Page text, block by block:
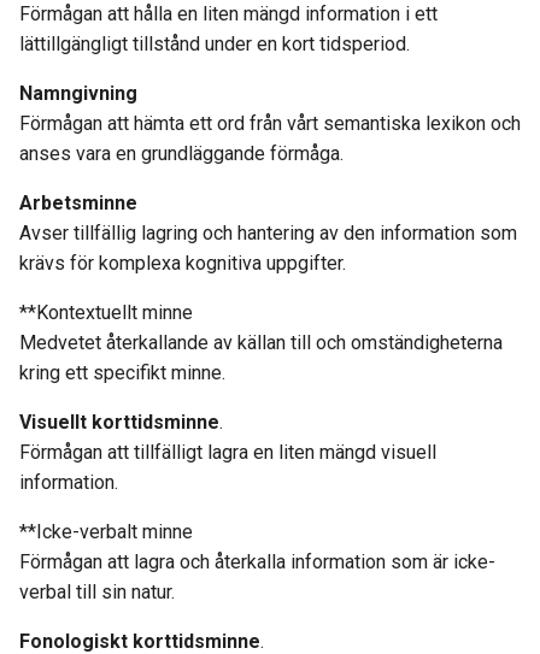
Förmågan att hålla en liten mängd information i ett
lättillgängligt tillstånd under en kort tidsperiod.
Namngivning
Förmågan att hämta ett ord från vårt semantiska lexikon och
anses vara en grundläggande förmåga.
Arbetsminne
Avser tillfällig lagring och hantering av den information som
krävs för komplexa kognitiva uppgifter.
**Kontextuellt minne
Medvetet återkallande av källan till och omständigheterna
kring ett specifikt minne.
Visuellt korttidsminne.
Förmågan att tillfälligt lagra en liten mängd visuell
information.
**Icke-verbalt minne
Förmågan att lagra och återkalla information som är icke-
verbal till sin natur.
Fonologiskt korttidsminne.